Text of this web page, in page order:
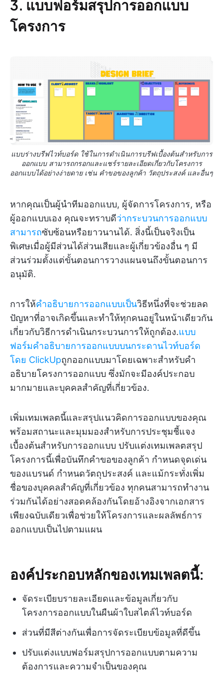
3. แบบฟอร์มสรุปการออกแบบ
โครงการ
แบบร่างบรีฟไวท์บอร์ด ใช้ในการดำเนินการบรีฟเบื้องต้นสำหรับการ
ออกแบบ สามารถกรอกและแชร์รายละเอียดเกี่ยวกับโครงการ
ออกแบบได้อย่างง่ายดาย เช่น คำขอของลูกค้า วัตถุประสงค์ และอื่นๆ
หากคุณเป็นผู้นำทีมออกแบบ, ผู้จัดการโครงการ, หรือ
ผู้ออกแบบเอง คุณจะทราบดีว่ากระบวนการออกแบบ
สามารถซับซ้อนหรือยาวนานได้. สิ่งนี้เป็นจริงเป็น
พิเศษเมื่อผู้มีส่วนได้ส่วนเสียและผู้เกี่ยวข้องอื่น ๆ มี
ส่วนร่วมตั้งแต่ขั้นตอนการวางแผนจนถึงขั้นตอนการ
อนุมัติ.
การให้คำอธิบายการออกแบบเป็นวิธีหนึ่งที่จะช่วยลด
ปัญหาที่อาจเกิดขึ้นและทำให้ทุกคนอยู่ในหน้าเดียวกัน
เกี่ยวกับวิธีการดำเนินกระบวนการให้ถูกต้อง.แบบ
ฟอร์มคำอธิบายการออกแบบบนกระดานไวท์บอร์ด
โดย ClickUpถูกออกแบบมาโดยเฉพาะสำหรับคำ
อธิบายโครงการออกแบบ ซึ่งมักจะมีองค์ประกอบ
มากมายและบุคคลสำคัญที่เกี่ยวข้อง.
เพิ่มเทมเพลตนี้และสรุปแนวคิดการออกแบบของคุณ
พร้อมสถานะและมุมมองสำหรับการประชุมชี้แจง
เบื้องต้นสำหรับการออกแบบ ปรับแต่งเทมเพลตสรุป
โครงการนี้เพื่อบันทึกคำขอของลูกค้า กำหนดจุดเด่น
ของแบรนด์ กำหนดวัตถุประสงค์ และแม้กระทั่งเพิ่ม
ชื่อของบุคคลสำคัญที่เกี่ยวข้อง ทุกคนสามารถทำงาน
ร่วมกันได้อย่างสอดคล้องกันโดยอ้างอิงจากเอกสาร
เพียงฉบับเดียวเพื่อช่วยให้โครงการและผลลัพธ์การ
ออกแบบเป็นไปตามแผน
องค์ประกอบหลักของเทมเพลตนี้:
จัดระเบียบรายละเอียดและข้อมูลเกี่ยวกับ
โครงการออกแบบในผืนผ้าใบสไตล์ไวท์บอร์ด
ส่วนที่มีสีต่างกันเพื่อการจัดระเบียบข้อมูลที่ดีขึ้น
ปรับแต่งแบบฟอร์มสรุปการออกแบบตามความ
ต้องการและความจำเป็นของคุณ